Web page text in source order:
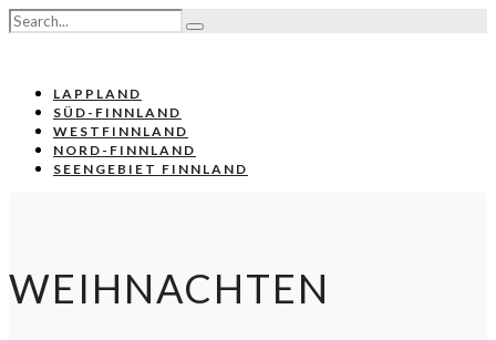
LAPPLAND
SÜD-FINNLAND
WESTFINNLAND
NORD-FINNLAND
SEENGEBIET FINNLAND
WEIHNACHTEN